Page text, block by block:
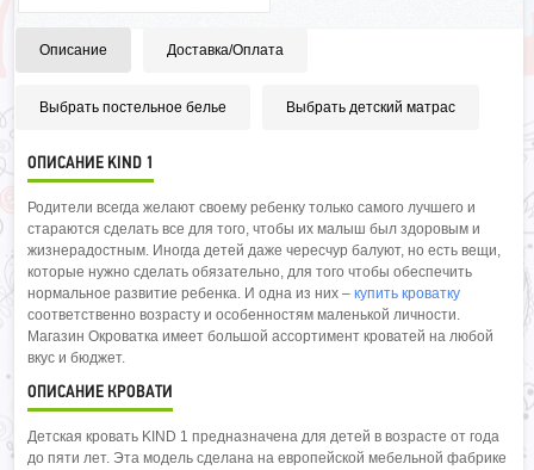
Описание Доставка/Оплата
Выбрать постельное белье Выбрать детский матрас
ОПИСАНИЕ KIND 1
Родители всегда желают своему ребенку только самого лучшего и
стараются сделать все для того, чтобы их малыш был здоровым и
жизнерадостным. Иногда детей даже чересчур балуют, но есть вещи,
которые нужно сделать обязательно, для того чтобы обеспечить
нормальное развитие ребенка. И одна из них – купить кроватку
соответственно возрасту и особенностям маленькой личности.
Магазин Окроватка имеет большой ассортимент кроватей на любой
вкус и бюджет.
ОПИСАНИЕ КРОВАТИ
Детская кровать KIND 1 предназначена для детей в возрасте от года
до пяти лет. Эта модель сделана на европейской мебельной фабрике